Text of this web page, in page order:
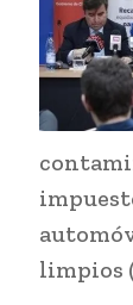
limpios